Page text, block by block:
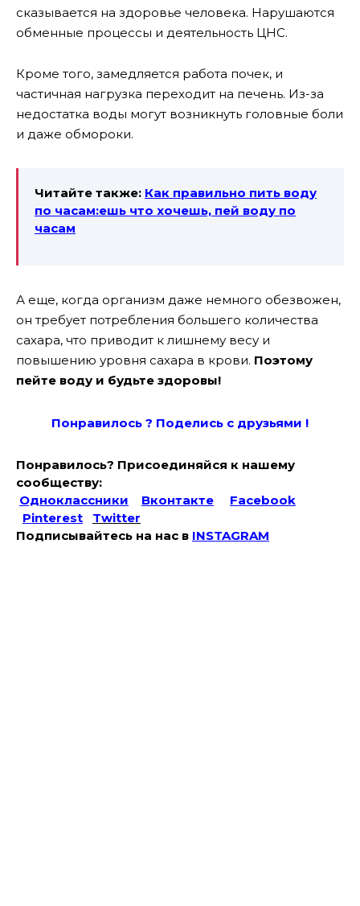
сказывается на здоровье человека. Нарушаются
обменные процессы и деятельность ЦНС.
Кроме того, замедляется работа почек, и
частичная нагрузка переходит на печень. Из-за
недостатка воды могут возникнуть головные боли
и даже обмороки.
Читайте также: Как правильно пить воду
по часам:ешь что хочешь, пей воду по
часам
А еще, когда организм даже немного обезвожен,
он требует потребления большего количества
сахара, что приводит к лишнему весу и
повышению уровня сахара в крови. Поэтому
пейте воду и будьте здоровы!
Понравилось ? Поделись с друзьями !
Понравилось? Присоединяйся к нашему
сообществу:
Одноклассники
Вконтакте
Facebook
Pinterest
Twitter
Подписывайтесь на наc в INSTAGRAM